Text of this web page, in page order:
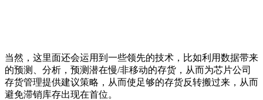
当然，这里面还会运用到一些领先的技术，比如利用数据带来
的预测、分析，预测潜在慢/非移动的存货，从而为芯片公司
存货管理提供建议策略，从而使足够的存货反转搬过来，从而
避免滞销库存出现在首位。